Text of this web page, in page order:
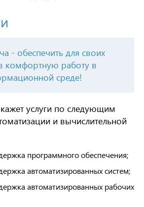
- обеспечить для своих
комфортную работу в
среде!
услуги по следующим
и вычислительной
программного обеспечения;
автоматизированных систем;
автоматизированных рабочих